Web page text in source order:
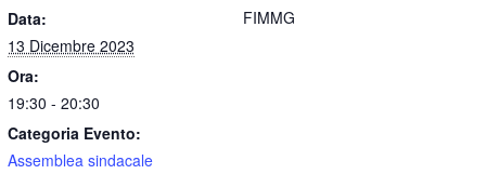
Data:
13 Dicembre 2023
Ora:
19:30 - 20:30
Categoria Evento:
Assemblea sindacale
FIMMG